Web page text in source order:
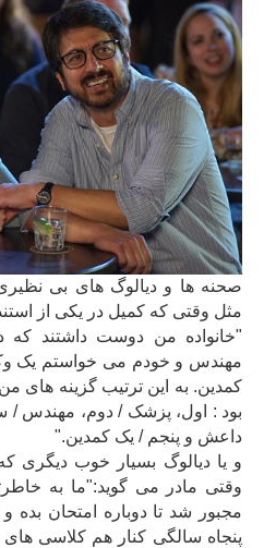
صحنه ها و دیالوگ های بی
مثل وقتی که کمیل در یکی از
"خانواده من دوست داشتند که
مهندس و خودم می خواستم یک
کمدین. به این ترتیب گزینه های من
بود : اول، پزشک / دوم، مهندس /
داعش و پنجم / یک کمدین."
و یا دیالوگ بسیار خوب دیگری
وقتی مادر می گوید:"ما به
مجبور شد تا دوباره امتحان بده
پنجاه سالگی کنار هم کلاسی